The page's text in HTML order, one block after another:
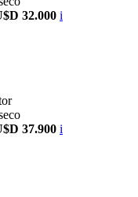
32.000 i
37.900 i